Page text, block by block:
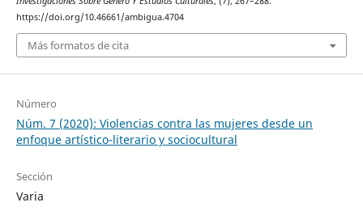
https://doi.org/10.46661/ambigua.4704
Más formatos de cita
Número
Núm. 7 (2020): Violencias contra las mujeres desde un
enfoque artístico-literario y sociocultural
Sección
Varia